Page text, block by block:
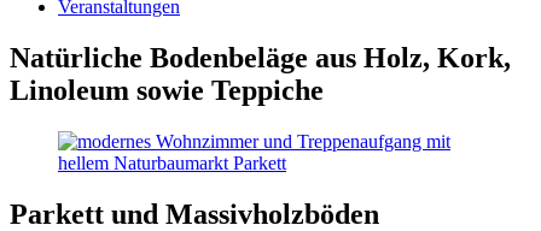
Veranstaltungen
Natürliche Bodenbeläge aus Holz, Kork,
Linoleum sowie Teppiche
Parkett und Massivholzböden